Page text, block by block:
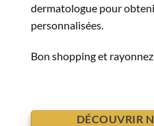
dermatologue pour
personnalisées.
Bon shopping et
DÉCOUVRIR